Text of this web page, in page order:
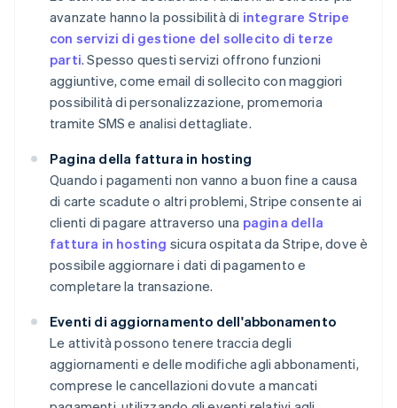
avanzate hanno la possibilità di integrare Stripe
con servizi di gestione del sollecito di terze
parti. Spesso questi servizi offrono funzioni
aggiuntive, come email di sollecito con maggiori
possibilità di personalizzazione, promemoria
tramite SMS e analisi dettagliate.
Pagina della fattura in hosting
Quando i pagamenti non vanno a buon fine a causa
di carte scadute o altri problemi, Stripe consente ai
clienti di pagare attraverso una pagina della
fattura in hosting sicura ospitata da Stripe, dove è
possibile aggiornare i dati di pagamento e
completare la transazione.
Eventi di aggiornamento dell'abbonamento
Le attività possono tenere traccia degli
aggiornamenti e delle modifiche agli abbonamenti,
comprese le cancellazioni dovute a mancati